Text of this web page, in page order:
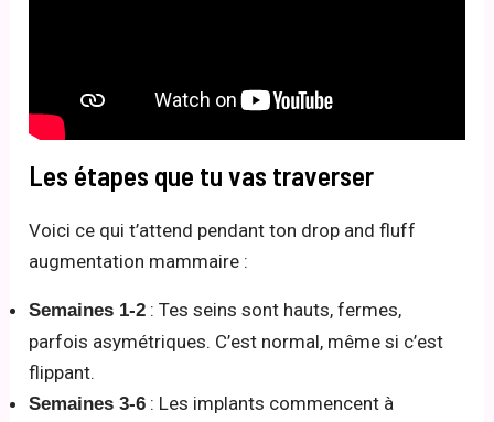
Les étapes que tu vas traverser
Voici ce qui t’attend pendant ton drop and fluff
augmentation mammaire :
Semaines 1-2 : Tes seins sont hauts, fermes,
parfois asymétriques. C’est normal, même si c’est
flippant.
Semaines 3-6 : Les implants commencent à